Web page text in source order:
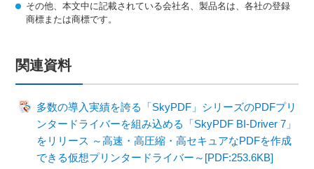
その他、本文中に記載されている会社名、製品名は、各社の登録
商標または商標です。
関連資料
多数の導入実績を誇る「SkyPDF」シリーズのPDFプリ
ンタードライバーを組み込める「SkyPDF BI-Driver 7」
をリリース ～高速・高圧縮・高セキュアなPDFを作成
できる仮想プリンタードライバー～[PDF:253.6KB]